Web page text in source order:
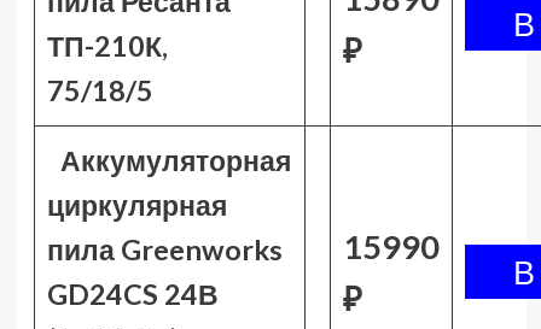
ТП-210К,
75/18/5
₽
Аккумуляторная
циркулярная
пила Greenworks
GD24CS 24В
15990
₽